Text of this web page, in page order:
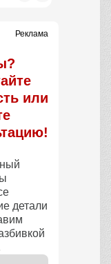
Реклама
или
детали